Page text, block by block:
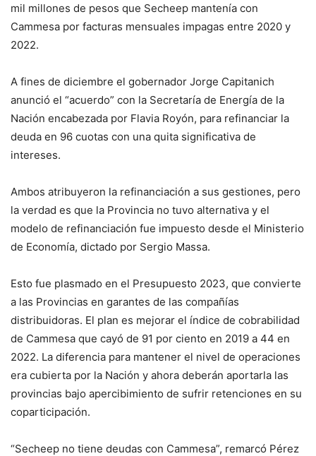
mil millones de pesos que Secheep mantenía con
Cammesa por facturas mensuales impagas entre 2020 y
2022.
A fines de diciembre el gobernador Jorge Capitanich
anunció el “acuerdo” con la Secretaría de Energía de la
Nación encabezada por Flavia Royón, para refinanciar la
deuda en 96 cuotas con una quita significativa de
intereses.
Ambos atribuyeron la refinanciación a sus gestiones, pero
la verdad es que la Provincia no tuvo alternativa y el
modelo de refinanciación fue impuesto desde el Ministerio
de Economía, dictado por Sergio Massa.
Esto fue plasmado en el Presupuesto 2023, que convierte
a las Provincias en garantes de las compañías
distribuidoras. El plan es mejorar el índice de cobrabilidad
de Cammesa que cayó de 91 por ciento en 2019 a 44 en
2022. La diferencia para mantener el nivel de operaciones
era cubierta por la Nación y ahora deberán aportarla las
provincias bajo apercibimiento de sufrir retenciones en su
coparticipación.
“Secheep no tiene deudas con Cammesa”, remarcó Pérez